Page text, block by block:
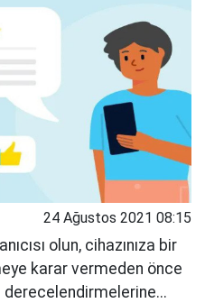
24 Ağustos 2021 08:15
olun, cihazınıza bir
karar vermeden önce
derecelendirmelerine...